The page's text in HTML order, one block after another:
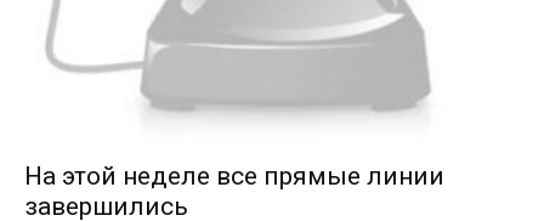
На этой неделе все прямые линии
завершились